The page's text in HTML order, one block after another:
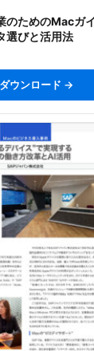
のためのMacガ
選びと活用法
ウンロード →